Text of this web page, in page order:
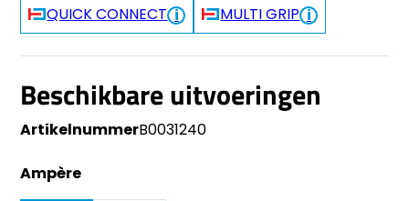
QUICK CONNECT MULTI GRIP
Beschikbare uitvoeringen
ArtikelnummerB0031240
Ampère